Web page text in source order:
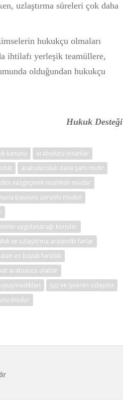
uzlaştırma süreleri çok daha
hukukçu olmaları
ihtilafı yerleşik teamüllere,
olduğundan hukukçu
Hukuk Desteği
kanunu
arabulucu insanlar
arabuluculuk dava şartı mıdır
vazgeçmek mümkün müdür
başvuru zorunlu mudur
uygulanacağı konular
ve uzlaştırma arasındki farlar
en büyük farklılık
arabulucu olabilr
işçi ve işveren uzlaşma
mudur